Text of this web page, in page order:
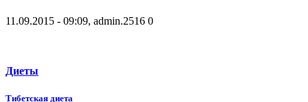
11.09.2015 - 09:09, admin.2516 0
Диеты
Тибетская диета